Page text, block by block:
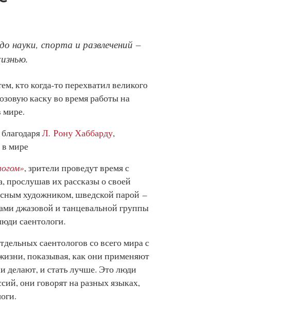
науки, спорта и развлечений –
кто когда-то перехватил великого
каску во время работы на
мире.
Л. Рону Хаббарду,
мире
, зрители проведут время с
прослушав их рассказы о своей
художником, шведской парой –
джазовой и танцевальной группы
саентологи.
саентологов со всего мира с
показывая, как они применяют
делают, и стать лучше. Это люди
они говорят на разных языках,